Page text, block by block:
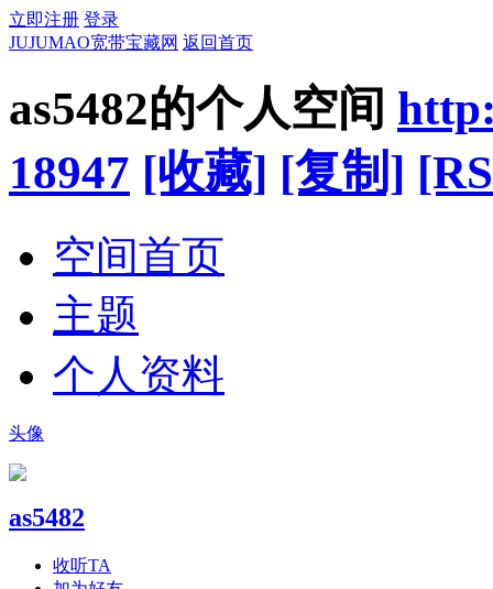
立即注册 登录
JUJUMAO宽带宝藏网 返回首页
as5482的个人空间
18947 [收藏] [复制]
空间首页
主题
个人资料
头像
as5482
收听TA